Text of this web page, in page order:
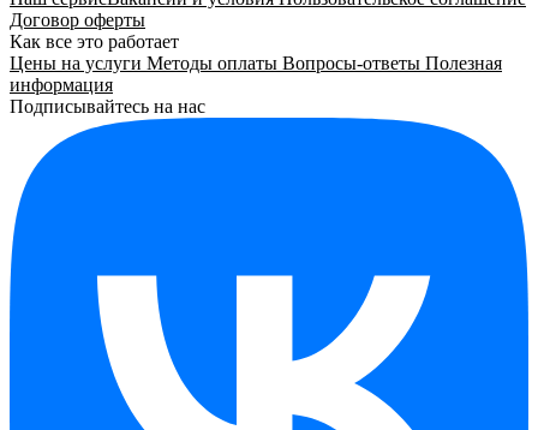
Договор оферты
Как все это работает
Цены на услуги Методы оплаты Вопросы-ответы Полезная
информация
Подписывайтесь на нас